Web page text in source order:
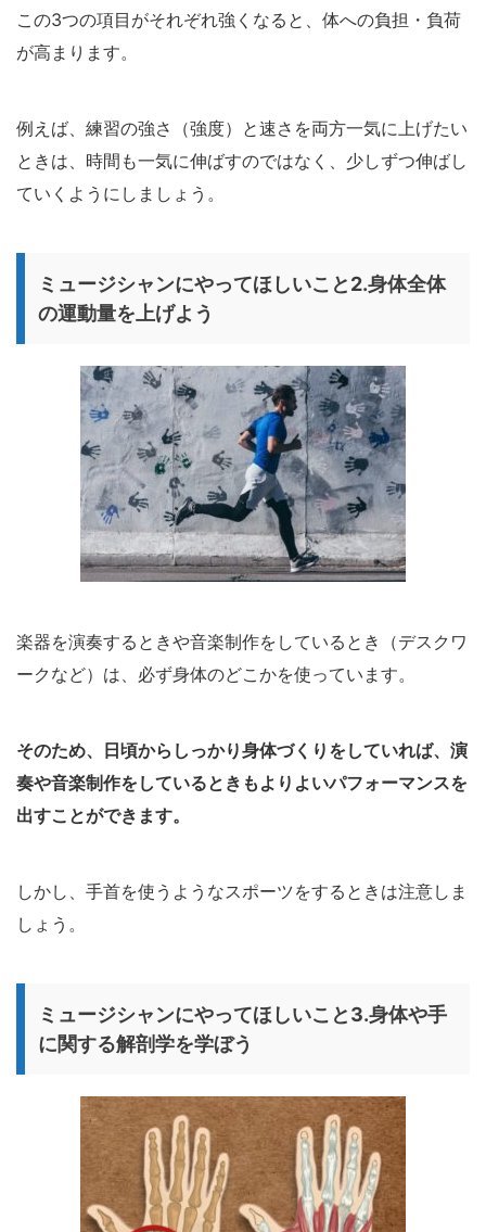
この3つの項目がそれぞれ強くなると、体への負担・負荷
が高まります。
例えば、練習の強さ（強度）と速さを両方一気に上げたい
ときは、時間も一気に伸ばすのではなく、少しずつ伸ばし
ていくようにしましょう。
ミュージシャンにやってほしいこと2.身体全体
の運動量を上げよう
楽器を演奏するときや音楽制作をしているとき（デスクワ
ークなど）は、必ず身体のどこかを使っています。
そのため、日頃からしっかり身体づくりをしていれば、演
奏や音楽制作をしているときもよりよいパフォーマンスを
出すことができます。
しかし、手首を使うようなスポーツをするときは注意しま
しょう。
ミュージシャンにやってほしいこと3.身体や手
に関する解剖学を学ぼう